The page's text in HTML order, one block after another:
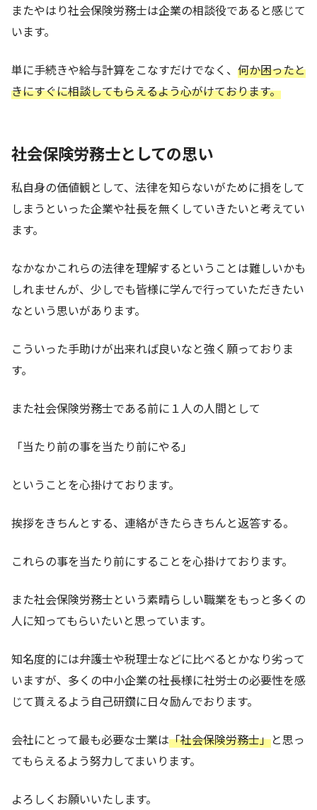
またやはり社会保険労務士は企業の相談役であると感じて
います。
単に手続きや給与計算をこなすだけでなく、 何か困ったと
きにすぐに相談してもらえるよう心がけております。
社会保険労務士としての思い
私自身の価値観として、法律を知らないがために損をして
しまうといった企業や社長を無くしていきたいと考えてい
ます。
なかなかこれらの法律を理解するということは難しいかも
しれませんが、少しでも皆様に学んで行っていただきたい
なという思いがあります。
こういった手助けが出来れば良いなと強く願っておりま
す。
また社会保険労務士である前に１人の人間として
「当たり前の事を当たり前にやる」
ということを心掛けております。
挨拶をきちんとする、連絡がきたらきちんと返答する。
これらの事を当たり前にすることを心掛けております。
また社会保険労務士という素晴らしい職業をもっと多くの
人に知ってもらいたいと思っています。
知名度的には弁護士や税理士などに比べるとかなり劣って
いますが、多くの中小企業の社長様に社労士の必要性を感
じて貰えるよう自己研鑽に日々励んでおります。
会社にとって最も必要な士業は「社会保険労務士」と思っ
てもらえるよう努力してまいります。
よろしくお願いいたします。